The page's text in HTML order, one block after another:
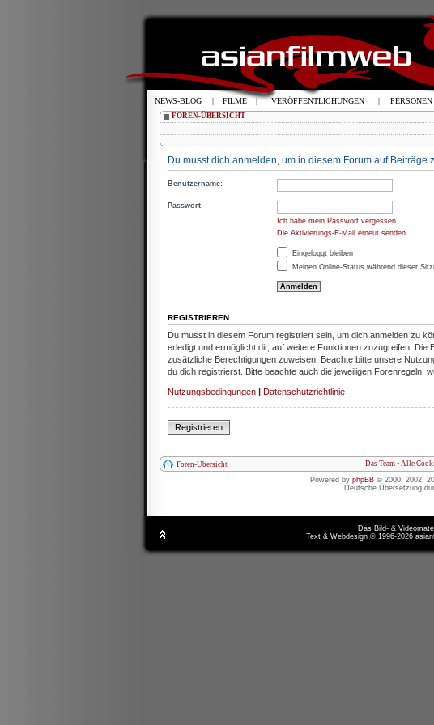
FOREN-ÜBERSICHT
Du musst dich anmelden, um in diesem Forum auf Beiträge
Benutzername:
Passwort:
Ich habe mein Passwort vergessen
Die Aktivierungs-E-Mail erneut senden
Eingeloggt bleiben
Meinen Online-Status während dieser
REGISTRIEREN
Du musst in diesem Forum registriert sein, um dich anmelden zu
erledigt und ermöglicht dir, auf weitere Funktionen zuzugreifen.
zusätzliche Berechtigungen zuweisen. Beachte bitte unsere
du dich registrierst. Bitte beachte auch die jeweiligen Forenregeln,
Nutzungsbedingungen Datenschutzrichtlinie
Registrieren
Foren-Übersicht Das Team • Alle
Powered by phpBB © 2000, 2002,
Deutsche Übersetzung
Das Bild- &
Text & Webdesign © 1996-2026
NEWS-BLOG | FILME | VERÖFFENTLICHUNGEN | PERSONEN